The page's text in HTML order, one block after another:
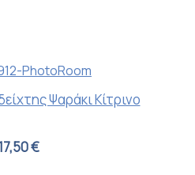
Ψαράκι Κίτρινο
€